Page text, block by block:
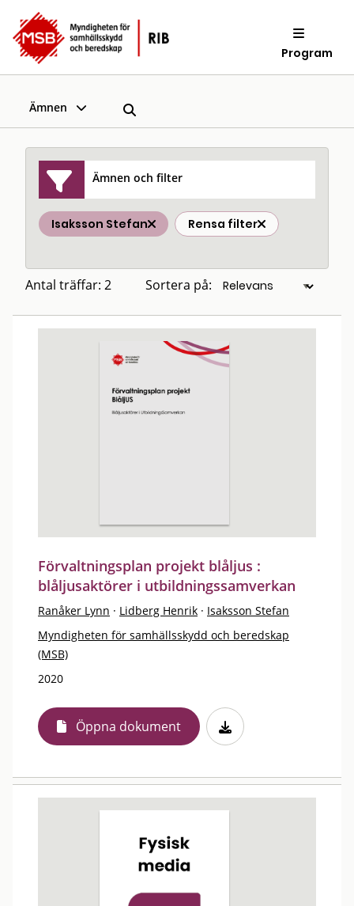
Program
Ämnen
Ämnen och filter
Isaksson Stefan Rensa filter
Antal träffar: 2 Sortera på:
Förvaltningsplan projekt blåljus :
blåljusaktörer i utbildningssamverkan
Ranåker Lynn · Lidberg Henrik · Isaksson Stefan
Myndigheten för samhällsskydd och beredskap
(MSB)
2020
Öppna dokument